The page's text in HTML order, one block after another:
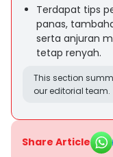
Terdapat tips
panas,
serta anjuran
tetap renyah.
This section
our editorial team.
Share Article